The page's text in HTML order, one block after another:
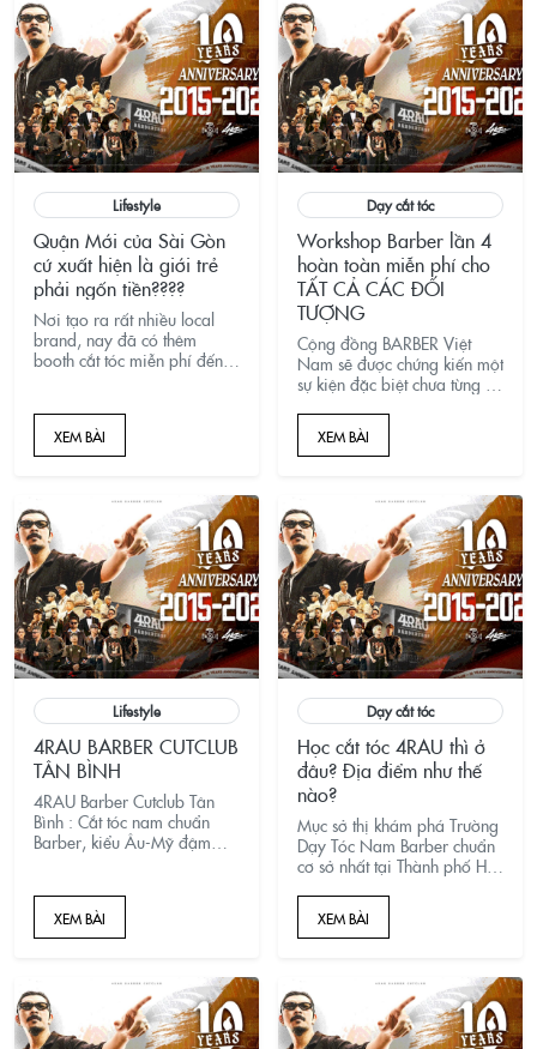
Lifestyle
Quận Mới của Sài Gòn
cứ xuất hiện là giới trẻ
phải ngốn tiền????
Nơi tạo ra rất nhiều local
brand, nay đã có thêm
booth cắt tóc miễn phí đến từ
XEM BÀI
Dạy cắt tóc
Workshop Barber lần 4
hoàn toàn miễn phí cho
TẤT CẢ CÁC ĐỐI
TƯỢNG
Cộng đồng BARBER Việt
Nam sẽ được chứng kiến một
sự kiện đặc biệt chưa từng có
4RAU Barbershop Hà Hiền
tổ chức
XEM BÀI
Lifestyle
4RAU BARBER CUTCLUB
TÂN BÌNH
4RAU Barber Cutclub Tân
Bình : Cắt tóc nam chuẩn
Barber, kiểu Âu-Mỹ đậm
tình. Ưu đãi cho khách mới!
XEM BÀI
Dạy cắt tóc
Học cắt tóc 4RAU thì ở
đâu? Địa điểm như thế
nào?
Mục sở thị khám phá Trường
Dạy Tóc Nam Barber chuẩn
cơ sở nhất tại Thành phố Hồ
phá cơ sở vật chất khang
trang, hiện đại của Học viện
XEM BÀI